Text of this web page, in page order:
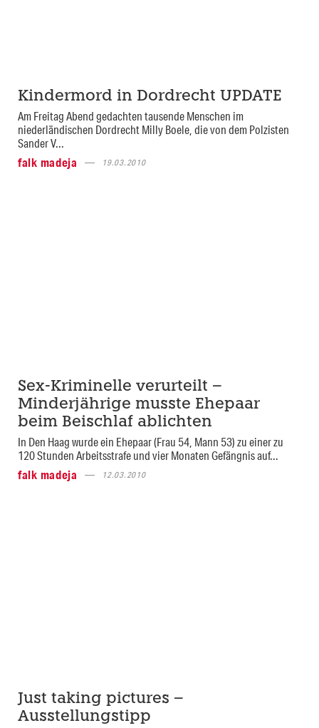
Kindermord in Dordrecht UPDATE
Am Freitag Abend gedachten tausende Menschen im
niederländischen Dordrecht Milly Boele, die von dem Polzisten
Sander V...
falk madeja
19.03.2010
Sex-Kriminelle verurteilt –
Minderjährige musste Ehepaar
beim Beischlaf ablichten
In Den Haag wurde ein Ehepaar (Frau 54, Mann 53) zu einer zu
120 Stunden Arbeitsstrafe und vier Monaten Gefängnis auf...
falk madeja
12.03.2010
Just taking pictures –
Ausstellungstipp